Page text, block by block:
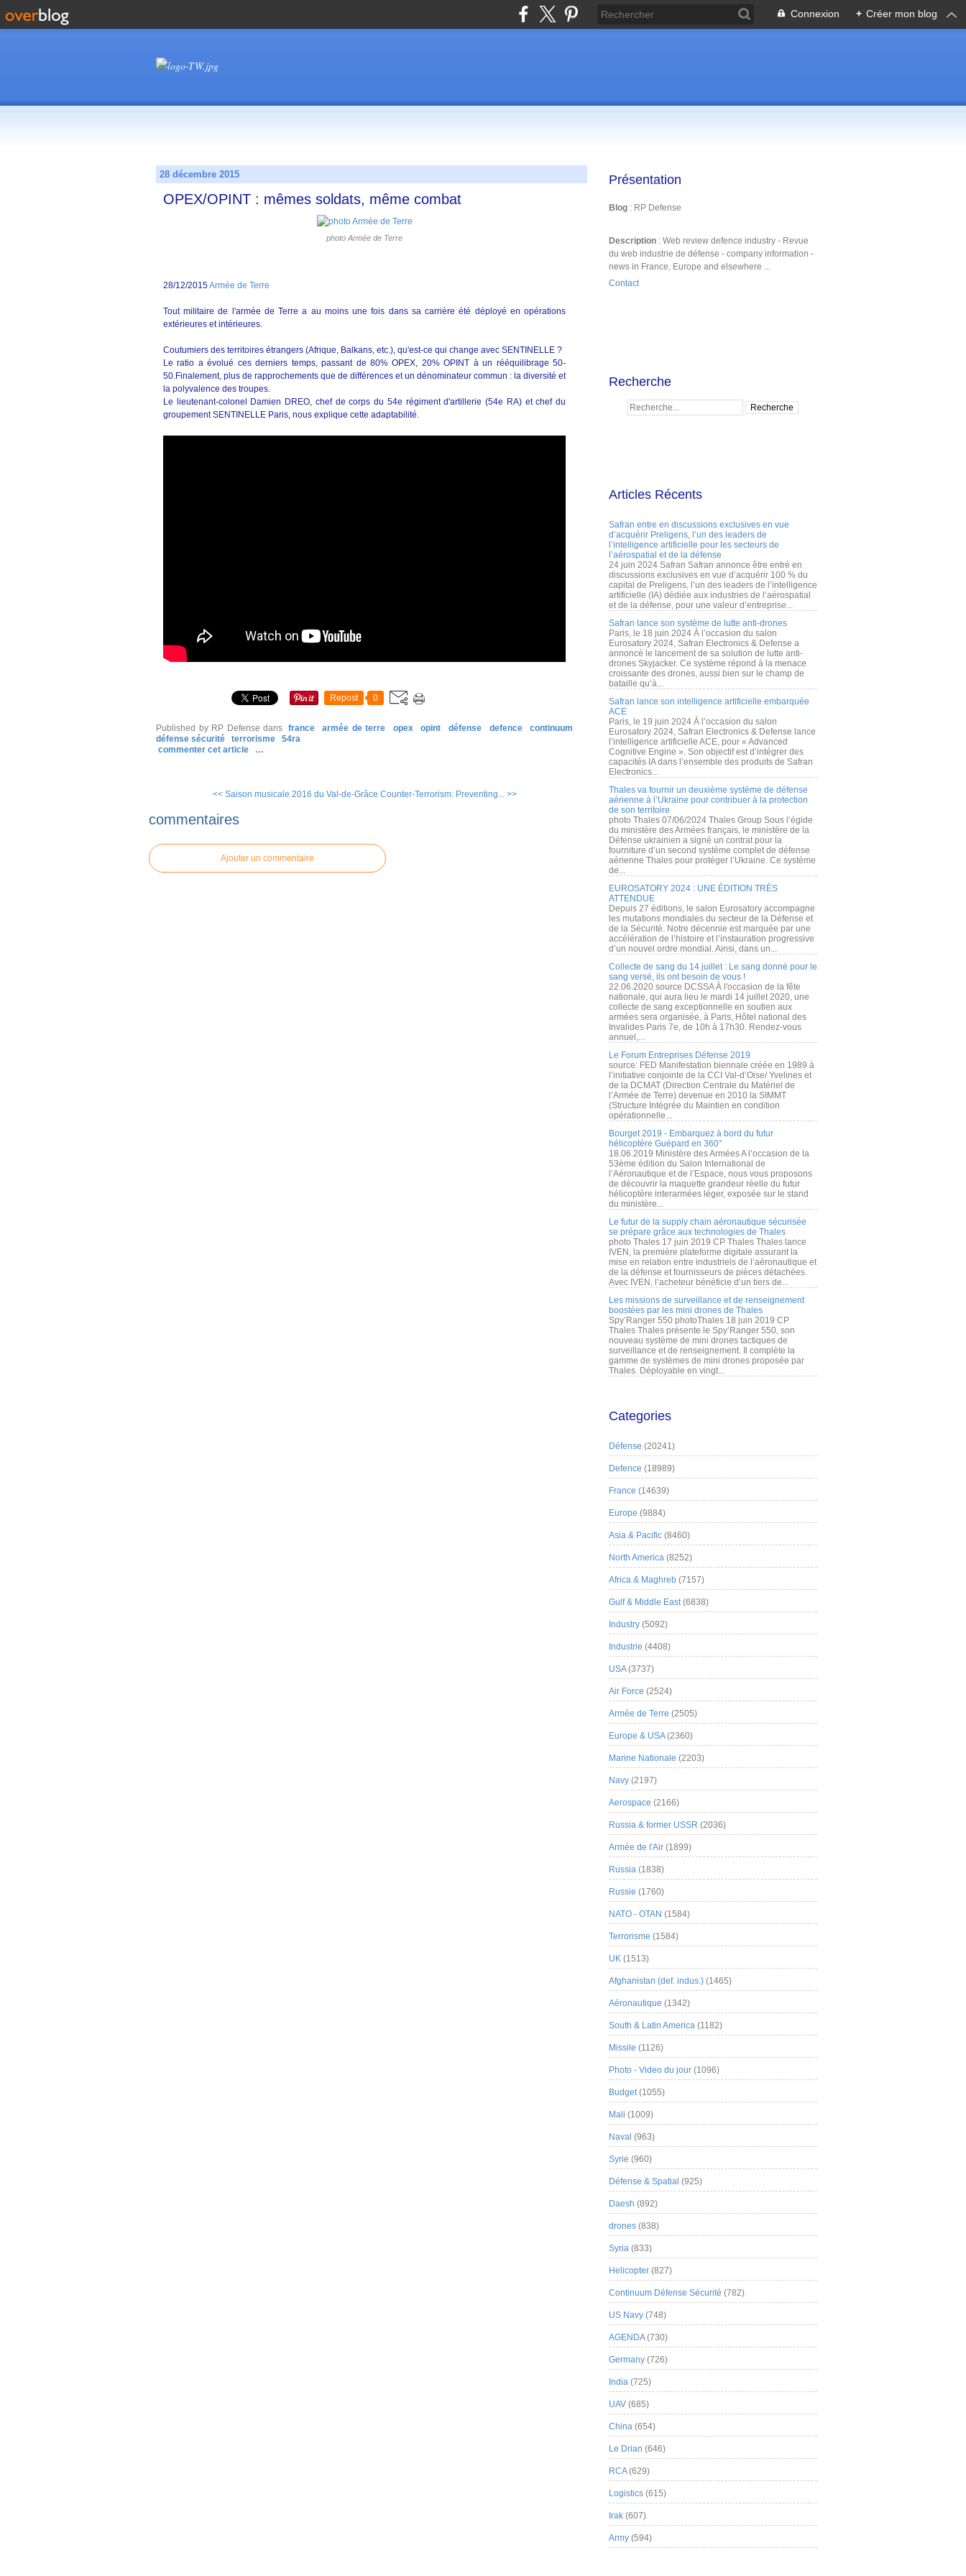
Connexion + Créer mon blog
28 décembre 2015
OPEX/OPINT : mêmes soldats, même combat
photo Armée de Terre
28/12/2015Armée de Terre
Tout militaire de l'armée de Terre a au moins une fois dans sa carrière été déployé en opérations
extérieures et intérieures.
Coutumiers des territoires étrangers (Afrique, Balkans, etc.), qu'est-ce qui change avec SENTINELLE ?
Le ratio a évolué ces derniers temps, passant de 80% OPEX, 20% OPINT à un rééquilibrage 50-
50.Finalement, plus de rapprochements que de différences et un dénominateur commun : la diversité et
la polyvalence des troupes.
Le lieutenant-colonel Damien DREO, chef de corps du 54e régiment d'artillerie (54e RA) et chef du
groupement SENTINELLE Paris, nous explique cette adaptabilité.
Repost 0
Published by RP Defense dans france armée de terre opex opint défense defence
continuum
défense sécurité
terrorisme
54ra
commenter cet article
…
<< Saison musicale 2016 du Val-de-Grâce Counter-Terrorism: Preventing... >>
commentaires
Ajouter un commentaire
Présentation
Blog : RP Defense
Description : Web review defence industry - Revue
du web industrie de défense - company information -
news in France, Europe and elsewhere ...
Contact
Recherche
Articles Récents
Safran entre en discussions exclusives en vue
d’acquérir Preligens, l’un des leaders de
l’intelligence artificielle pour les secteurs de
l’aérospatial et de la défense
24 juin 2024 Safran Safran annonce être entré en
discussions exclusives en vue d’acquérir 100 % du
capital de Preligens, l’un des leaders de l’intelligence
artificielle (IA) dédiée aux industries de l’aérospatial
et de la défense, pour une valeur d’entreprise...
Safran lance son système de lutte anti-drones
Paris, le 18 juin 2024 À l’occasion du salon
Eurosatory 2024, Safran Electronics & Defense a
annoncé le lancement de sa solution de lutte anti-
drones Skyjacker. Ce système répond à la menace
croissante des drones, aussi bien sur le champ de
bataille qu’à...
Safran lance son intelligence artificielle embarquée
ACE
Paris, le 19 juin 2024 À l’occasion du salon
Eurosatory 2024, Safran Electronics & Defense lance
l’intelligence artificielle ACE, pour « Advanced
Cognitive Engine ». Son objectif est d’intégrer des
capacités IA dans l’ensemble des produits de Safran
Electronics...
Thales va fournir un deuxième système de défense
aérienne à l’Ukraine pour contribuer à la protection
de son territoire
photo Thales 07/06/2024 Thales Group Sous l’égide
du ministère des Armées français, le ministère de la
Défense ukrainien a signé un contrat pour la
fourniture d’un second système complet de défense
aérienne Thales pour protéger l’Ukraine. Ce système
de...
EUROSATORY 2024 : UNE ÉDITION TRÈS
ATTENDUE
Depuis 27 éditions, le salon Eurosatory accompagne
les mutations mondiales du secteur de la Défense et
de la Sécurité. Notre décennie est marquée par une
accélération de l’histoire et l’instauration progressive
d’un nouvel ordre mondial. Ainsi, dans un...
Collecte de sang du 14 juillet : Le sang donné pour le
sang versé, ils ont besoin de vous !
22.06.2020 source DCSSA À l'occasion de la fête
nationale, qui aura lieu le mardi 14 juillet 2020, une
collecte de sang exceptionnelle en soutien aux
armées sera organisée, à Paris, Hôtel national des
Invalides Paris 7e, de 10h à 17h30. Rendez-vous
annuel,...
Le Forum Entreprises Défense 2019
source: FED Manifestation biennale créée en 1989 à
l’initiative conjointe de la CCI Val-d’Oise/ Yvelines et
de la DCMAT (Direction Centrale du Matériel de
l’Armée de Terre) devenue en 2010 la SIMMT
(Structure Intégrée du Maintien en condition
opérationnelle...
Bourget 2019 - Embarquez à bord du futur
hélicoptère Guépard en 360°
18.06.2019 Ministère des Armées A l’occasion de la
53ème édition du Salon International de
l’Aéronautique et de l’Espace, nous vous proposons
de découvrir la maquette grandeur réelle du futur
hélicoptère interarmées léger, exposée sur le stand
du ministère...
Le futur de la supply chain aéronautique sécurisée
se prépare grâce aux technologies de Thales
photo Thales 17 juin 2019 CP Thales Thales lance
IVEN, la première plateforme digitale assurant la
mise en relation entre industriels de l’aéronautique et
de la défense et fournisseurs de pièces détachées.
Avec IVEN, l’acheteur bénéficie d’un tiers de...
Les missions de surveillance et de renseignement
boostées par les mini drones de Thales
Spy’Ranger 550 photoThales 18 juin 2019 CP
Thales Thales présente le Spy’Ranger 550, son
nouveau système de mini drones tactiques de
surveillance et de renseignement. Il complète la
gamme de systèmes de mini drones proposée par
Thales. Déployable en vingt...
Categories
Défense (20241)
Defence (18989)
France (14639)
Europe (9884)
Asia & Pacific (8460)
North America (8252)
Africa & Maghreb (7157)
Gulf & Middle East(6838)
Industry (5092)
Industrie (4408)
USA(3737)
Air Force (2524)
Armée de Terre (2505)
Europe & USA(2360)
Marine Nationale (2203)
Navy (2197)
Aerospace (2166)
Russia & former USSR (2036)
Armée de l'Air (1899)
Russia (1838)
Russie (1760)
NATO - OTAN (1584)
Terrorisme (1584)
UK (1513)
Afghanistan (def. indus.) (1465)
Aéronautique (1342)
South & Latin America (1182)
Missile (1126)
Photo - Video du jour (1096)
Budget(1055)
Mali (1009)
Naval (963)
Syrie (960)
Défense & Spatial (925)
Daesh (892)
drones (838)
Syria (833)
Helicopter (827)
Continuum Défense Sécurité (782)
US Navy (748)
AGENDA(730)
Germany (726)
India (725)
UAV (685)
China (654)
Le Drian (646)
RCA(629)
Logistics (615)
Irak (607)
Army (594)